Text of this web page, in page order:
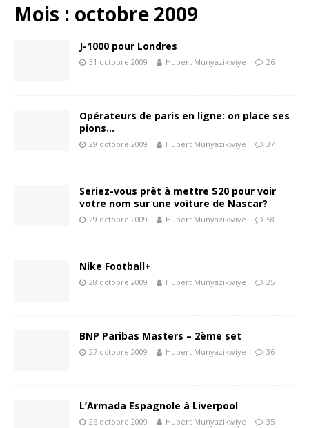
Mois : octobre 2009
J-1000 pour Londres
31 octobre 2009 Hubert Munyazikwiye 26
Opérateurs de paris en ligne: on place ses
pions…
29 octobre 2009 Hubert Munyazikwiye 37
Seriez-vous prêt à mettre $20 pour voir
votre nom sur une voiture de Nascar?
29 octobre 2009 Hubert Munyazikwiye 58
Nike Football+
28 octobre 2009 Hubert Munyazikwiye 25
BNP Paribas Masters – 2ème set
27 octobre 2009 Hubert Munyazikwiye 36
L’Armada Espagnole à Liverpool
26 octobre 2009 Hubert Munyazikwiye 35